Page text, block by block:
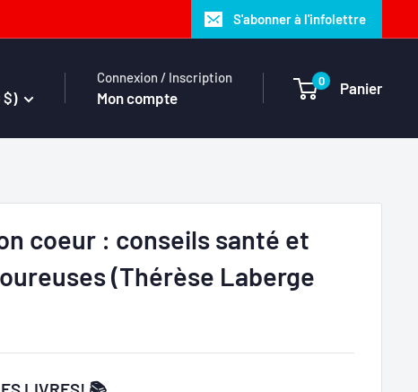
S'abonner à l'infolettre
$)
Connexion / Inscription
Mon compte
0 Panier
coeur : conseils santé et
(Thérèse Laberge